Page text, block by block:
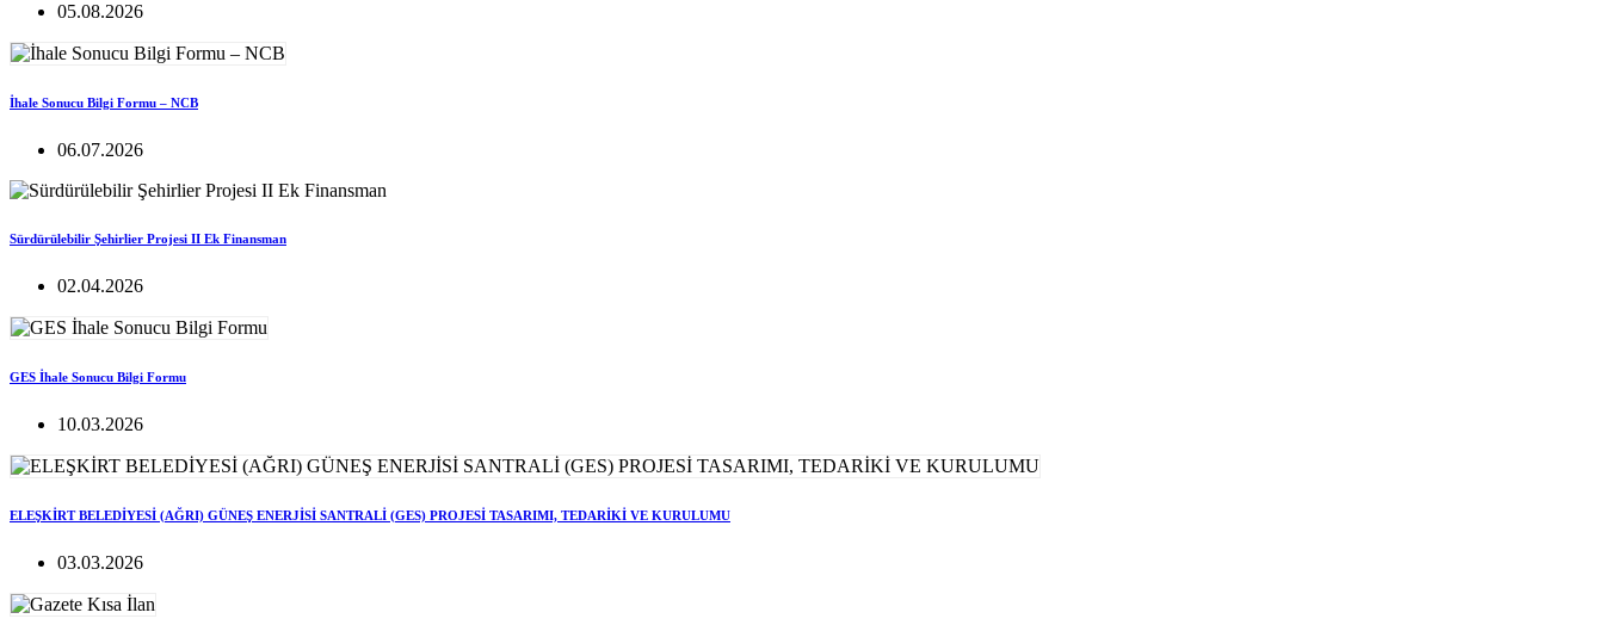
05.08.2026
İhale Sonucu Bilgi Formu – NCB
06.07.2026
Sürdürülebilir Şehirlier Projesi II Ek Finansman
02.04.2026
GES İhale Sonucu Bilgi Formu
10.03.2026
ELEŞKİRT BELEDİYESİ (AĞRI) GÜNEŞ ENERJİSİ SANTRALİ (GES) PROJESİ TASARIMI, TEDARİKİ VE KURULUMU
03.03.2026